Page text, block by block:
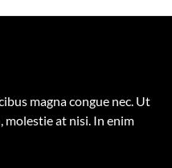
magna congue nec. Ut
at nisi. In enim